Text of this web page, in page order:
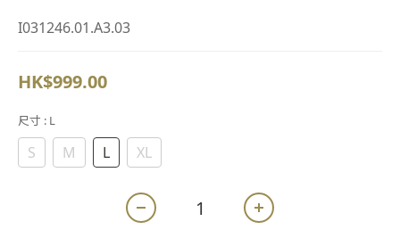
I031246.01.A3.03
HK$999.00
尺寸 : L
S M L XL